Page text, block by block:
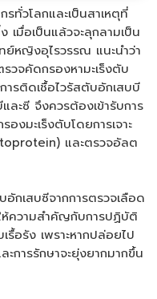
รทั่วโลกและเป็นสาเหตุที่
เมื่อเป็นแล้วจะลุกลามเป็น
ย์หญิงอุไรวรรณ แนะนำว่า
วจคัดกรองหามะเร็งตับ
ารติดเชื้อไวรัสตับอักเสบบี
ละซี จึงควรต้องเข้ารับการ
งมะเร็งตับโดยการเจาะ
และตรวจอัลต
กเสบซีจากการตรวจเลือด
ห้ความสำคัญกับการปฏิบัติ
รื้อรัง เพราะหากปล่อยไป
การรักษาจะยุ่งยากมากขึ้น